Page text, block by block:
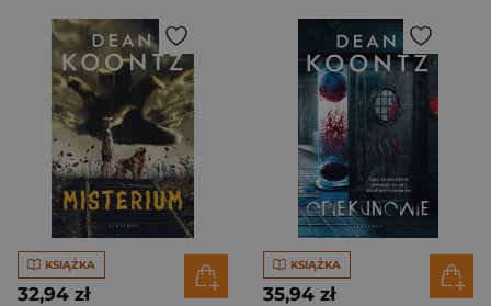
KSIĄŻKA
32,94 zł
KSIĄŻKA
35,94 zł